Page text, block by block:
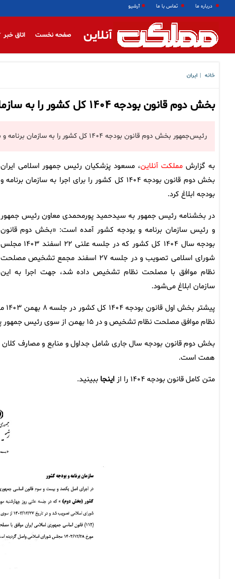
درباره ما تماس با ما آرشیو
آنلاین صفحه نخست اتاق خبر
خانه ایران
بخش دوم قانون بودجه ۱۴۰۴ کل کشور را به سازمان برنامه و بودجه ابلاغ شد
رئیس‌جمهور بخش دوم قانون بودجه ۱۴۰۴ کل کشور را به سازمان برنامه و بودجه ابلاغ کرد.
به گزارش مملکت آنلاین، مسعود پزشکیان رئیس جمهور اسلامی ایران
بخش دوم قانون بودجه ۱۴۰۴ کل کشور را برای اجرا به سازمان برنامه و
بودجه ابلاغ کرد.
در بخشنامه رئیس جمهور به سیدحمید پورمحمدی معاون رئیس جمهور
و رئیس سازمان برنامه و بودجه کشور آمده است: «بخش دوم قانون
بودجه سال ۱۴۰۴ کل کشور که در جلسه علنی ۲۲ اسفند ۱۴۰۳ مجلس
شورای اسلامی تصویب و در جلسه ۲۷ اسفند مجمع تشخیص مصلحت
نظام موافق با مصلحت نظام تشخیص داده شد، جهت اجرا به این
سازمان ابلاغ می‌شود.
نظام موافق مصلحت نظام تشخیص و در ۱۵ بهمن از سوی رئیس جمهور پزشکیان ابلاغ شده بود.
همت است.
متن کامل قانون بودجه ۱۴۰۴ را از اینجا ببینید.